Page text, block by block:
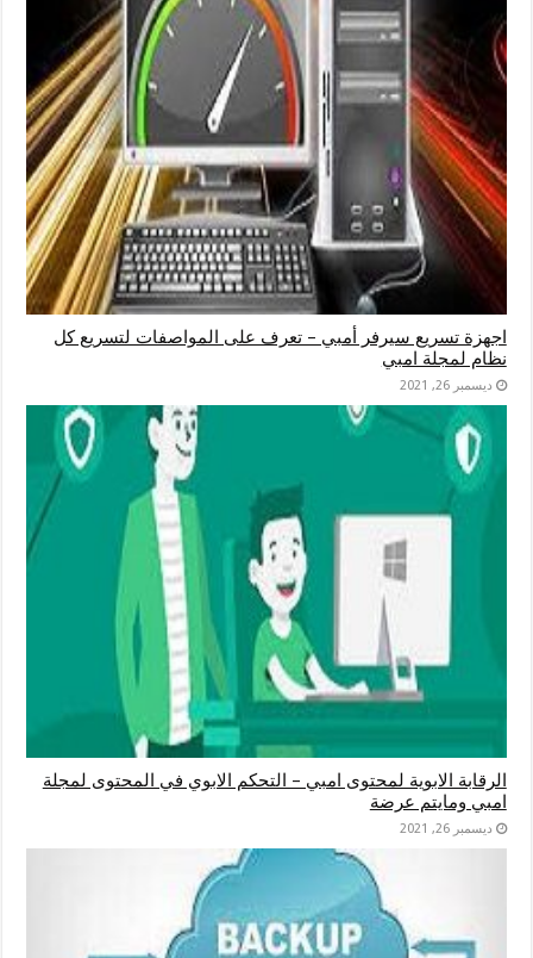
اجهزة تسريع سيرفر أمبي – تعرف على المواصفات لتسريع كل
نظام لمجلة امبي
ديسمبر 26, 2021
الرقابة الابوية لمحتوى امبي – التحكم الابوي في المحتوى لمجلة
امبي ومايتم عرضة
ديسمبر 26, 2021